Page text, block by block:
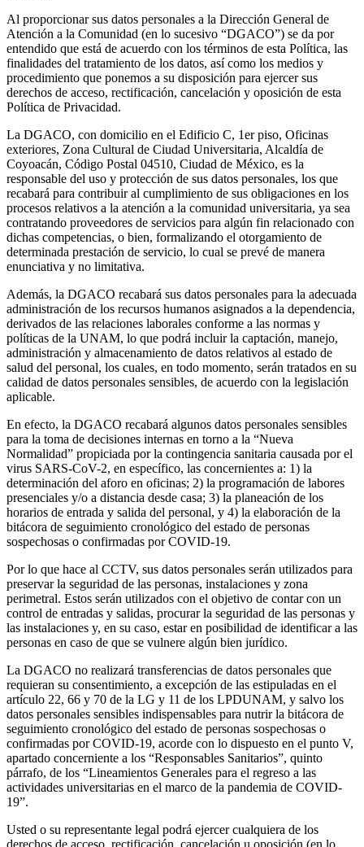
Al proporcionar sus datos personales a la Dirección General de
Atención a la Comunidad (en lo sucesivo “DGACO”) se da por
entendido que está de acuerdo con los términos de esta Política, las
finalidades del tratamiento de los datos, así como los medios y
procedimiento que ponemos a su disposición para ejercer sus
derechos de acceso, rectificación, cancelación y oposición de esta
Política de Privacidad.
La DGACO, con domicilio en el Edificio C, 1er piso, Oficinas
exteriores, Zona Cultural de Ciudad Universitaria, Alcaldía de
Coyoacán, Código Postal 04510, Ciudad de México, es la
responsable del uso y protección de sus datos personales, los que
recabará para contribuir al cumplimiento de sus obligaciones en los
procesos relativos a la atención a la comunidad universitaria, ya sea
contratando proveedores de servicios para algún fin relacionado con
dichas competencias, o bien, formalizando el otorgamiento de
determinada prestación de servicio, lo cual se prevé de manera
enunciativa y no limitativa.
Además, la DGACO recabará sus datos personales para la adecuada
administración de los recursos humanos asignados a la dependencia,
derivados de las relaciones laborales conforme a las normas y
políticas de la UNAM, lo que podrá incluir la captación, manejo,
administración y almacenamiento de datos relativos al estado de
salud del personal, los cuales, en todo momento, serán tratados en su
calidad de datos personales sensibles, de acuerdo con la legislación
aplicable.
En efecto, la DGACO recabará algunos datos personales sensibles
para la toma de decisiones internas en torno a la “Nueva
Normalidad” propiciada por la contingencia sanitaria causada por el
virus SARS-CoV-2, en específico, las concernientes a: 1) la
determinación del aforo en oficinas; 2) la programación de labores
presenciales y/o a distancia desde casa; 3) la planeación de los
horarios de entrada y salida del personal, y 4) la elaboración de la
bitácora de seguimiento cronológico del estado de personas
sospechosas o confirmadas por COVID-19.
Por lo que hace al CCTV, sus datos personales serán utilizados para
preservar la seguridad de las personas, instalaciones y zona
perimetral. Estos serán utilizados con el objetivo de contar con un
control de entradas y salidas, procurar la seguridad de las personas y
las instalaciones y, en su caso, estar en posibilidad de identificar a las
personas en caso de que se vulnere algún bien jurídico.
La DGACO no realizará transferencias de datos personales que
requieran su consentimiento, a excepción de las estipuladas en el
artículo 22, 66 y 70 de la LG y 11 de los LPDUNAM, y salvo los
datos personales sensibles indispensables para nutrir la bitácora de
seguimiento cronológico del estado de personas sospechosas o
confirmadas por COVID-19, acorde con lo dispuesto en el punto V,
apartado concerniente a los “Responsables Sanitarios”, quinto
párrafo, de los “Lineamientos Generales para el regreso a las
actividades universitarias en el marco de la pandemia de COVID-
19”.
Usted o su representante legal podrá ejercer cualquiera de los